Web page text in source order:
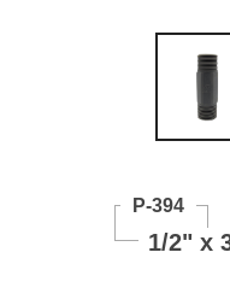
P-394
1/2" x